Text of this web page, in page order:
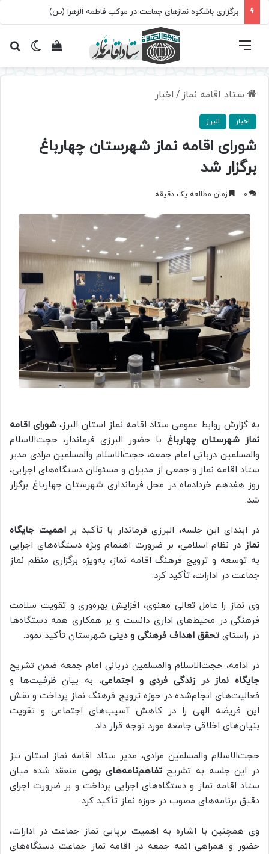
برگزاری باشکوه نمازهای جماعت در موکب فاطمه الزهرا (س)
تغییرمشاهده فهرست
ستاد اقامه نماز / اخبار
اخبار البرز
شورای اقامه نماز شهرستان چهارباغ
برگزار شد
0 زمان مطالعه یک دقیقه
به گزارش روابط عمومی ستاد اقامه نماز استان البرز، شورای اقامه
نماز شهرستان چهارباغ با حضور البرزی فرماندار، حجت‌الاسلام
والمسلمین دربانی امام جمعه، حجت‌الاسلام والمسلمین مرادی مدیر
ستاد اقامه نماز و جمعی از مدیران و مسئولان دستگاه‌های اجرایی،
روز هفدهم خردادماه در محل فرمانداری شهرستان چهارباغ برگزار
شد.
در ابتدای این جلسه، البرزی فرماندار با تأکید بر اهمیت جایگاه
نماز در نظام اسلامی، بر ضرورت اهتمام ویژه دستگاه‌های اجرایی
به توسعه و ترویج فرهنگ اقامه نماز، به‌ویژه برگزاری منظم نماز
جماعت در ادارات، تأکید کرد.
وی نماز را عامل تعالی معنوی، افزایش بهره‌وری و تقویت سلامت
فرهنگی در محیط‌های اداری دانست و بر همکاری همه دستگاه‌ها
در راستای تحقق اهداف فرهنگی و دینی شهرستان تأکید نمود.
در ادامه، حجت‌الاسلام والمسلمین دربانی امام جمعه ضمن تشریح
جایگاه نماز در زندگی فردی و اجتماعی، به بیان ظرفیت‌ها و
فعالیت‌های انجام‌شده در حوزه ترویج فرهنگ نماز پرداخت و نقش
این فریضه الهی را در کاهش آسیب‌های اجتماعی و تقویت
بنیان‌های اخلاقی جامعه مورد توجه قرار داد.
حجت‌الاسلام والمسلمین مرادی، مدیر ستاد اقامه نماز استان نیز
در این جلسه به تشریحتفاهم‌نامه‌های بومی منعقد شده میان
ستاد اقامه نماز و دستگاه‌های اجرایی پرداخت و بر ضرورت اجرای
دقیق برنامه‌های مصوب در حوزه نماز تأکید کرد.
وی همچنین با اشاره به اهمیت برپایی نماز جماعت در ادارات،
حضور و همراهی ائمه جمعه در اقامه نماز جماعت دستگاه‌های